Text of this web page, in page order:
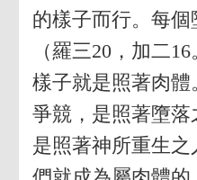
的樣子而行。每個
（羅三20，加二
樣子就是照著肉
爭競，是照著墮
是照著神所重生